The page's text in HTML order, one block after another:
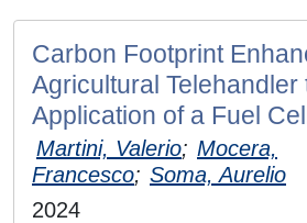
Carbon Footprint
Agricultural Telehandler
Application of a Fuel
Martini, Valerio; Mocera,
Francesco; Soma, Aurelio
2024